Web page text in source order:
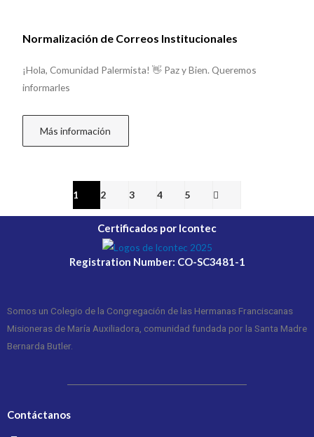
Normalización de Correos Institucionales
¡Hola, Comunidad Palermista! 👋 Paz y Bien. Queremos
informarles
Más información
1 2 3 4 5
Certificados por Icontec
Registration Number: CO-SC3481-1
Somos un Colegio de la Congregación de las Hermanas Franciscanas
Misioneras de María Auxiliadora, comunidad fundada por la Santa Madre
Bernarda Butler.
Contáctanos